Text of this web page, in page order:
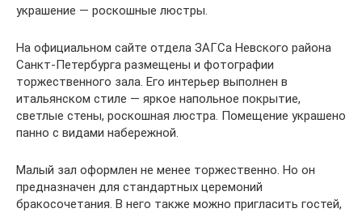
украшение — роскошные люстры.
На официальном сайте отдела ЗАГСа Невского района
Санкт-Петербурга размещены и фотографии
торжественного зала. Его интерьер выполнен в
итальянском стиле — яркое напольное покрытие,
светлые стены, роскошная люстра. Помещение украшено
панно с видами набережной.
Малый зал оформлен не менее торжественно. Но он
предназначен для стандартных церемоний
бракосочетания. В него также можно пригласить гостей,